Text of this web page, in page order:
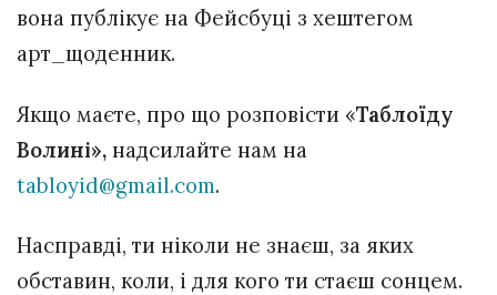
вона публікує на Фейсбуці з хештегом
арт_щоденник.
Якщо маєте, про що розповісти «Таблоїду
Волині», надсилайте нам на
tabloyid@gmail.com.
Насправді, ти ніколи не знаєш, за яких
обставин, коли, і для кого ти стаєш сонцем.